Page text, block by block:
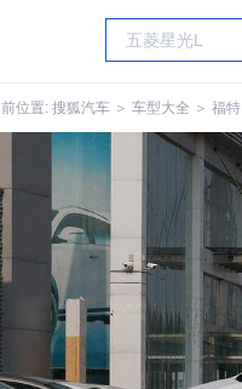
位置: 搜狐汽车 ＞ 车型大全 ＞ 福特